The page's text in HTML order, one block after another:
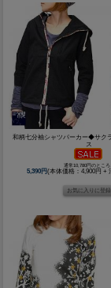
和柄七分袖シャツパーカー◆サク
ス
通常10,780円のところ
5,390円(本体価格：4,900円 +